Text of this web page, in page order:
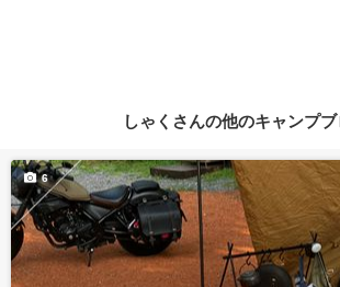
しゃくさんの他のキャンプ
6